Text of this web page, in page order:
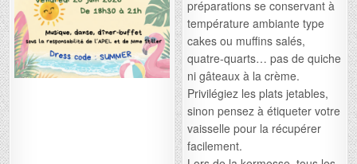
préparations se conservant à
température ambiante type
cakes ou muffins salés,
quatre-quarts… pas de quiche
ni gâteaux à la crème.
Privilégiez les plats jetables,
sinon pensez à étiqueter votre
vaisselle pour la récupérer
facilement.